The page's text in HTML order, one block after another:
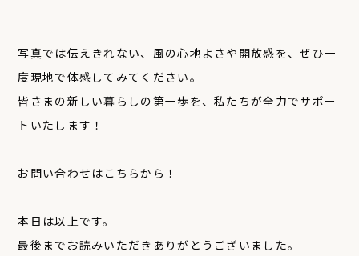
写真では伝えきれない、風の心地よさや開放感を、ぜひ一
度現地で体感してみてください。
皆さまの新しい暮らしの第一歩を、私たちが全力でサポー
トいたします！
お問い合わせは こちらから！
本日は以上です。
最後までお読みいただきありがとうございました。